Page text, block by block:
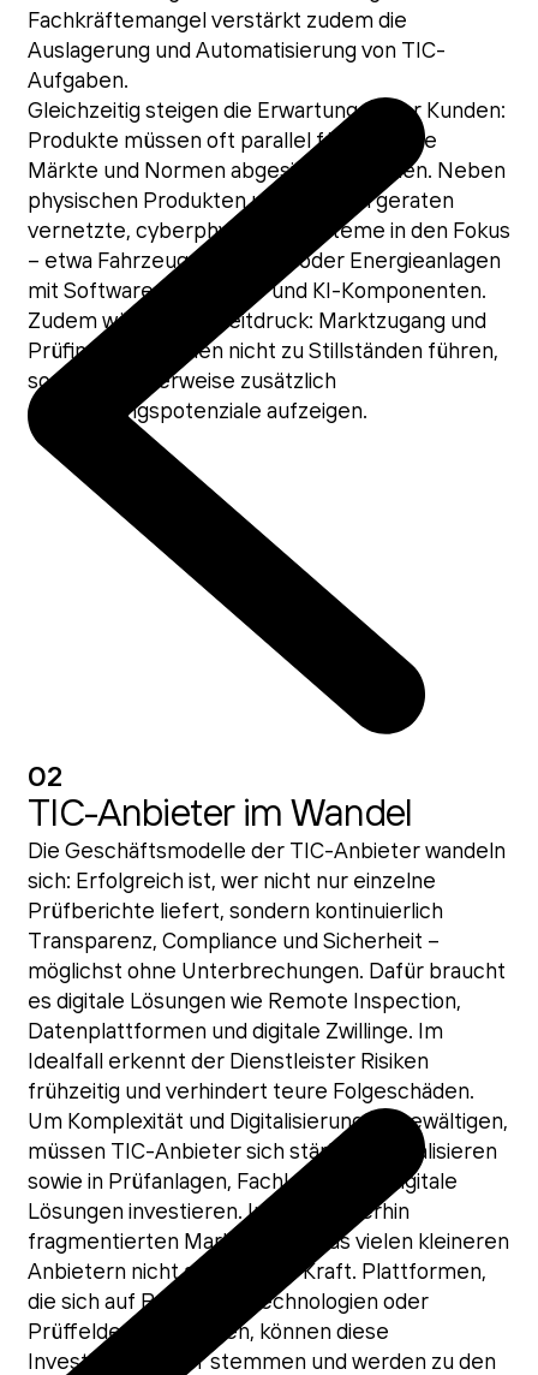
Fachkräftemangel verstärkt zudem die
Auslagerung und Automatisierung von TIC-
Aufgaben.
Gleichzeitig steigen die Erwartungen der Kunden:
Produkte müssen oft parallel für mehrere
Märkte und Normen abgesichert werden. Neben
physischen Produkten und Anlagen geraten
vernetzte, cyberphysische Systeme in den Fokus
– etwa Fahrzeuge, Aufzüge oder Energieanlagen
mit Software-, Sensorik- und KI-Komponenten.
Zudem wächst der Zeitdruck: Marktzugang und
Prüfintervalle sollen nicht zu Stillständen führen,
sondern idealerweise zusätzlich
Optimierungspotenziale aufzeigen.
02
TIC-Anbieter im Wandel
Die Geschäftsmodelle der TIC-Anbieter wandeln
sich: Erfolgreich ist, wer nicht nur einzelne
Prüfberichte liefert, sondern kontinuierlich
Transparenz, Compliance und Sicherheit –
möglichst ohne Unterbrechungen. Dafür braucht
es digitale Lösungen wie Remote Inspection,
Datenplattformen und digitale Zwillinge. Im
Idealfall erkennt der Dienstleister Risiken
frühzeitig und verhindert teure Folgeschäden.
Um Komplexität und Digitalisierung zu bewältigen,
müssen TIC-Anbieter sich stärker spezialisieren
sowie in Prüfanlagen, Fachkräfte und digitale
Lösungen investieren. In dem weiterhin
fragmentierten Markt gelingt das vielen kleineren
Anbietern nicht aus eigener Kraft. Plattformen,
die sich auf Branchen, Technologien oder
Prüffelder fokussieren, können diese
Investitionen eher stemmen und werden zu den